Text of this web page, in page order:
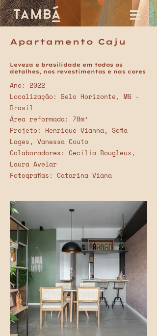
Apartamento Caju
Leveza e brasilidade em todos os
detalhes, nos revestimentos e nas cores
Ano: 2022
Localização: Belo Horizonte, MG -
Brasil
Área reformada: 78m²
Projeto: Henrique Vianna, Sofia
Lages, Vanessa Couto
Colaboradores: Cecília Bougleux,
Laura Avelar
Fotografias: Catarina Viana